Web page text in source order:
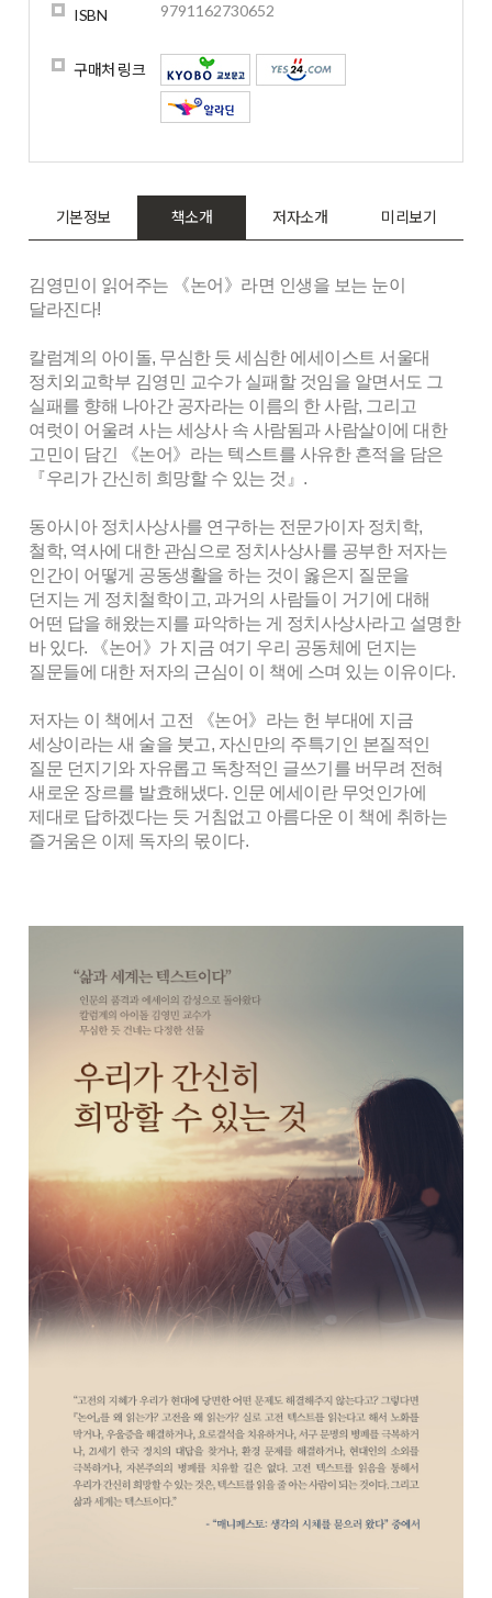
ISBN 9791162730652
구매처 링크
기본정보 책소개 저자소개 미리보기
김영민이 읽어주는 《논어》라면 인생을 보는 눈이
달라진다!
칼럼계의 아이돌, 무심한 듯 세심한 에세이스트 서울대
정치외교학부 김영민 교수가 실패할 것임을 알면서도 그
실패를 향해 나아간 공자라는 이름의 한 사람, 그리고
여럿이 어울려 사는 세상사 속 사람됨과 사람살이에 대한
고민이 담긴 《논어》라는 텍스트를 사유한 흔적을 담은
『우리가 간신히 희망할 수 있는 것』.
동아시아 정치사상사를 연구하는 전문가이자 정치학,
철학, 역사에 대한 관심으로 정치사상사를 공부한 저자는
인간이 어떻게 공동생활을 하는 것이 옳은지 질문을
던지는 게 정치철학이고, 과거의 사람들이 거기에 대해
어떤 답을 해왔는지를 파악하는 게 정치사상사라고 설명한
바 있다. 《논어》가 지금 여기 우리 공동체에 던지는
질문들에 대한 저자의 근심이 이 책에 스며 있는 이유이다.
저자는 이 책에서 고전 《논어》라는 헌 부대에 지금
세상이라는 새 술을 붓고, 자신만의 주특기인 본질적인
질문 던지기와 자유롭고 독창적인 글쓰기를 버무려 전혀
새로운 장르를 발효해냈다. 인문 에세이란 무엇인가에
제대로 답하겠다는 듯 거침없고 아름다운 이 책에 취하는
즐거움은 이제 독자의 몫이다.